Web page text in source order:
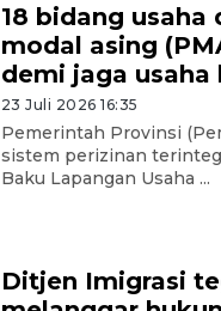
18 bidang usaha
modal asing
demi jaga usaha
23 Juli 2026 16:35
Pemerintah Provinsi
sistem perizinan
Baku Lapangan Usaha ...
Ditjen Imigrasi
Tiga
5 Agustus